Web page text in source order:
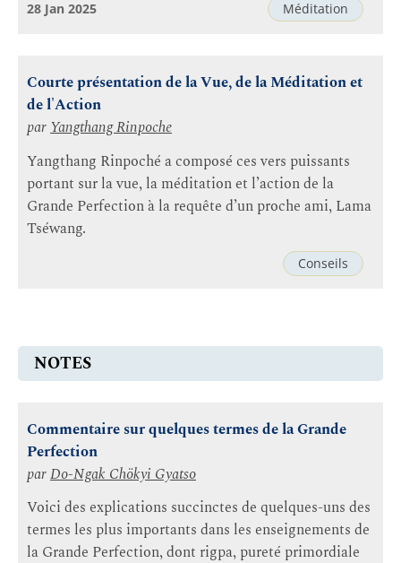
Méditation
28 Jan 2025
Courte présentation de la Vue, de la Méditation et
de l'Action
parYangthang Rinpoche
Yangthang Rinpoché a composé ces vers puissants
portant sur la vue, la méditation et l’action de la
Grande Perfection à la requête d’un proche ami, Lama
Tséwang.
Conseils
NOTES
Commentaire sur quelques termes de la Grande
Perfection
parDo-Ngak Chökyi Gyatso
Voici des explications succinctes de quelques-uns des
termes les plus importants dans les enseignements de
la Grande Perfection, dont rigpa, pureté primordiale